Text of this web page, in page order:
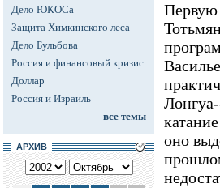
Дело ЮКОСа
Защита Химкинского леса
Дело Бульбова
Россия и финансовый кризис
Доллар
Россия и Израиль
все темы
АРХИВ
Первую
оно